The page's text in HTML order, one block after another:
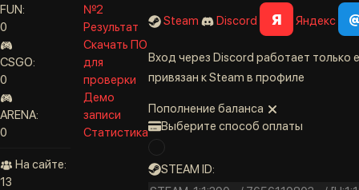
FUN:
0
CSGO:
0
ARENA:
0
На сайте:
13
№2
Результат
Скачать ПО
для
проверки
Демо
записи
Статистика
Steam Discord Я Яндекс
Вход через Discord работает только
привязан к Steam в профиле
Пополнение баланса
Выберите способ оплаты
STEAM ID: